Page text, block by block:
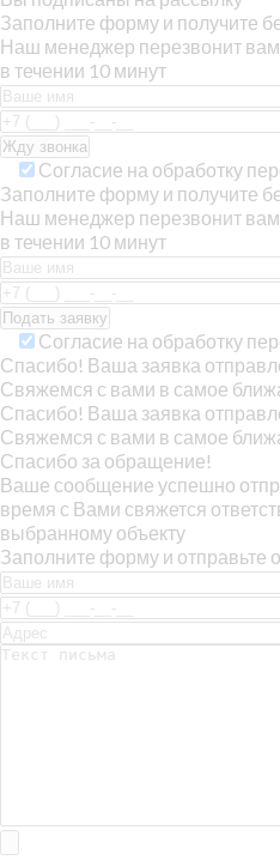
Заполните форму и получите
Наш менеджер перезвонит вам
в течении 10 минут
Согласие на обработку
Заполните форму и получите
Наш менеджер перезвонит вам
в течении 10 минут
Согласие на обработку
Спасибо! Ваша заявка
Свяжемся с вами в самое
Спасибо! Ваша заявка
Свяжемся с вами в самое
Спасибо за обращение!
Ваше сообщение успешно
время с Вами свяжется
выбранному объекту
Заполните форму и отправьте